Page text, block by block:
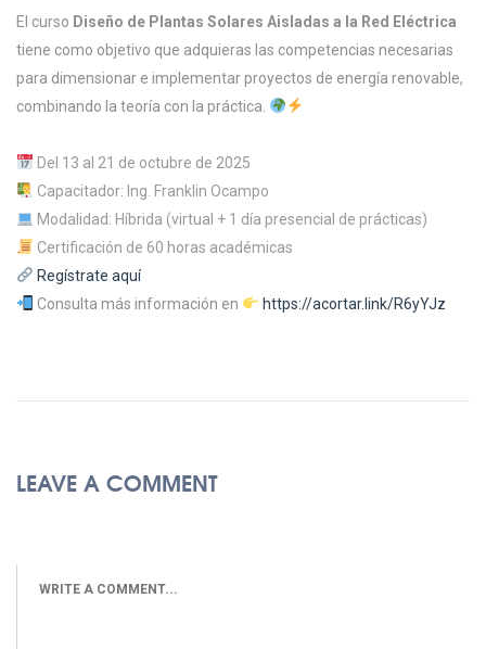
El curso Diseño de Plantas Solares Aisladas a la Red Eléctrica
tiene como objetivo que adquieras las competencias necesarias
para dimensionar e implementar proyectos de energía renovable,
combinando la teoría con la práctica.
Del 13 al 21 de octubre de 2025
Capacitador: Ing. Franklin Ocampo
Modalidad: Híbrida (virtual + 1 día presencial de prácticas)
Certificación de 60 horas académicas
Regístrate aquí
Consulta más información en
https://acortar.link/R6yYJz
LEAVE A COMMENT